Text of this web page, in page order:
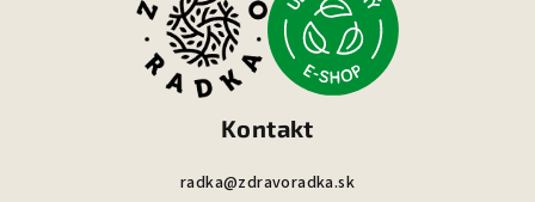
Kontakt
radka@zdravoradka.sk